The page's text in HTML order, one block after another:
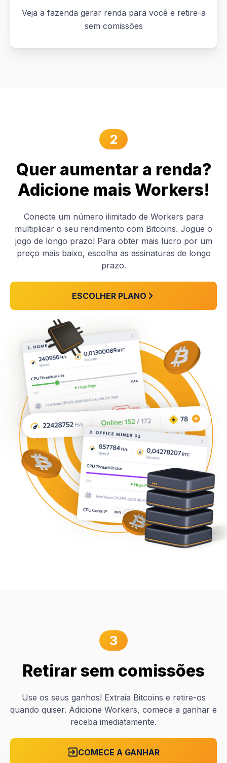
Veja a fazenda gerar renda para você e retire-a
sem comissões
2
Quer aumentar a renda?
Adicione mais Workers!
Conecte um número ilimitado de Workers para
multiplicar o seu rendimento com Bitcoins. Jogue o
jogo de longo prazo! Para obter mais lucro por um
preço mais baixo, escolha as assinaturas de longo
prazo.
ESCOLHER PLANO
3
Retirar sem comissões
Use os seus ganhos! Extraia Bitcoins e retire-os
quando quiser. Adicione Workers, comece a ganhar e
receba imediatamente.
COMECE A GANHAR